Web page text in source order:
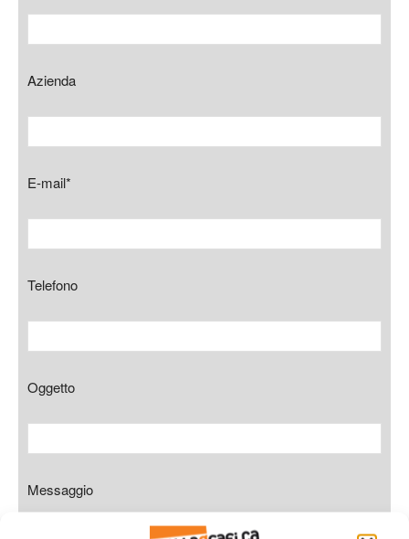
Azienda
E-mail*
Telefono
Oggetto
Messaggio